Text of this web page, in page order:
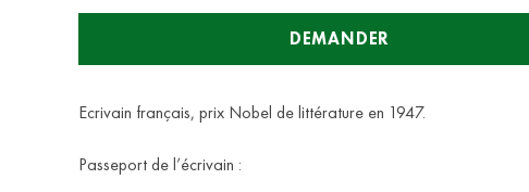
DEMANDER
Ecrivain français, prix Nobel de littérature en 1947.
Passeport de l’écrivain :